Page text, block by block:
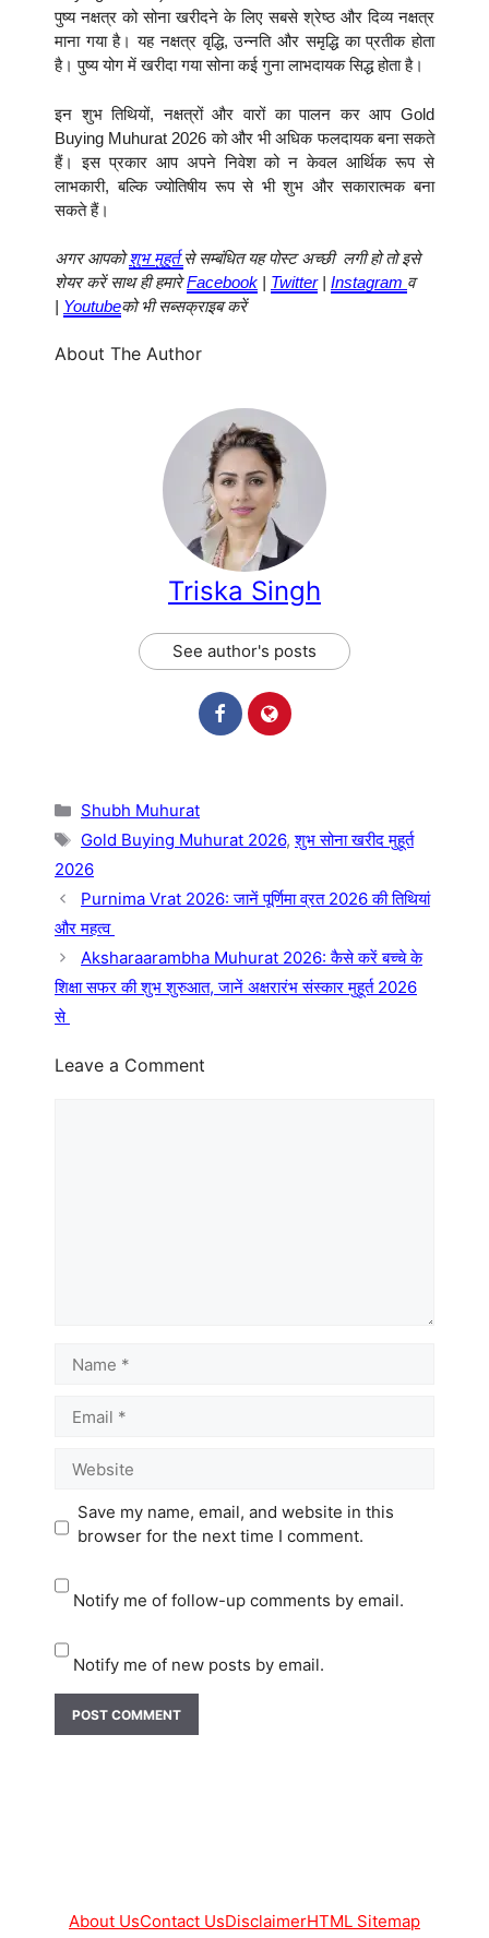
पुष्य नक्षत्र को सोना खरीदने के लिए सबसे श्रेष्ठ और दिव्य नक्षत्र
माना गया है। यह नक्षत्र वृद्धि, उन्नति और समृद्धि का प्रतीक होता
है। पुष्य योग में खरीदा गया सोना कई गुना लाभदायक सिद्ध होता है।
इन शुभ तिथियों, नक्षत्रों और वारों का पालन कर आप Gold
Buying Muhurat 2026 को और भी अधिक फलदायक बना सकते
हैं। इस प्रकार आप अपने निवेश को न केवल आर्थिक रूप से
लाभकारी, बल्कि ज्योतिषीय रूप से भी शुभ और सकारात्मक बना
सकते हैं।
अगर आपकोशुभ मुहूर्त से सम्बंधित यह पोस्ट अच्छी लगी हो तो इसे
शेयर करें साथ ही हमारेFacebook | Twitter| Instagram व
| Youtubeको भी सब्सक्राइब करें
About The Author
Triska Singh
See author's posts
Categories
Shubh Muhurat
Tags
Gold Buying Muhurat 2026,शुभ सोना खरीद मुहूर्त
2026
Purnima Vrat 2026: जानें पूर्णिमा व्रत 2026 की तिथियां
और महत्व
Aksharaarambha Muhurat 2026: कैसे करें बच्चे के
शिक्षा सफर की शुभ शुरुआत, जानें अक्षरारंभ संस्कार मुहूर्त 2026
से
Leave a Comment
Name
Email
Website
Save my name, email, and website in this
browser for the next time I comment.
Notify me of follow-up comments by email.
Notify me of new posts by email.
About UsContact UsDisclaimerHTML Sitemap